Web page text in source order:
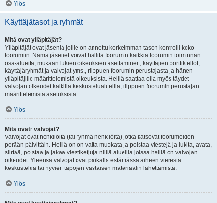
Ylös
Käyttäjätasot ja ryhmät
Mitä ovat ylläpitäjät?
Ylläpitäjät ovat jäseniä joille on annettu korkeimman tason kontrolli koko
foorumiin. Nämä jäsenet voivat hallita foorumin kaikkia foorumin toiminnan
osa-alueita, mukaan lukien oikeuksien asettaminen, käyttäjien porttikiellot,
käyttäjäryhmät ja valvojat yms., riippuen foorumin perustajasta ja hänen
ylläpitäjille määrittelemistä oikeuksista. Heillä saattaa olla myös täydet
valvojan oikeudet kaikilla keskustelualueilla, riippuen foorumin perustajan
määrittelemistä asetuksista.
Ylös
Mitä ovatr valvojat?
Valvojat ovat henkilöitä (tai ryhmä henkilöitä) jotka katsovat foorumeiden
perään päivittäin. Heillä on on valta muokata ja poistaa viestejä ja lukita, avata,
siirtää, poistaa ja jakaa viestiketjuja niillä alueilla joissa heillä on valvojan
oikeudet. Yleensä valvojat ovat paikalla estämässä aiheen vierestä
keskustelua tai hyvien tapojen vastaisen materiaalin lähettämistä.
Ylös